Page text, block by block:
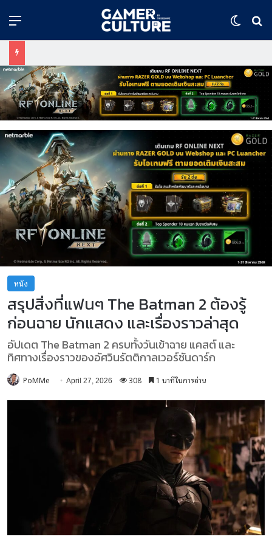
Menu
หนัง
สรุปสิ่งที่แฟนๆ The Batman 2 ต้องรู้
ก่อนฉาย นักแสดง และเรื่องราวล่าสุด
อัปเดต The Batman 2 ครบทั้งวันเข้าฉาย แคสต์ และ
ทิศทางเรื่องราวของอัศวินรัตติกาลเวอร์ชันดาร์ก
PoMMe April 27, 2026 308 1 นาทีในการอ่าน